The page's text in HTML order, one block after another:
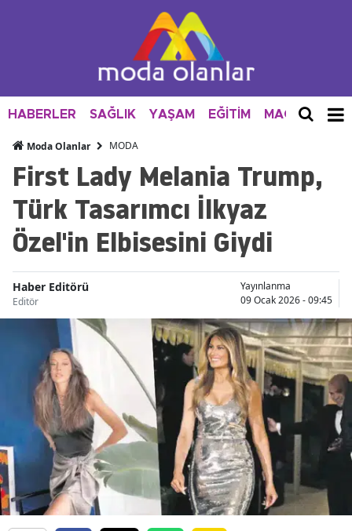
HABERLER SAĞLIK YAŞAM EĞİTİM MAGAZİN
Moda Olanlar MODA
First Lady Melania Trump,
Türk Tasarımcı İlkyaz
Özel'in Elbisesini Giydi
Haber Editörü
Editör
Yayınlanma
09 Ocak 2026 - 09:45